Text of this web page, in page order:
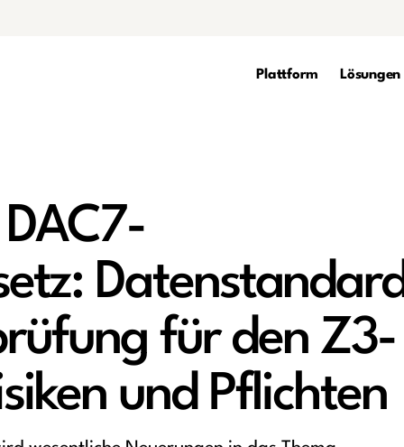
Plattform Lösungen
für den Z3-
und Pflichten